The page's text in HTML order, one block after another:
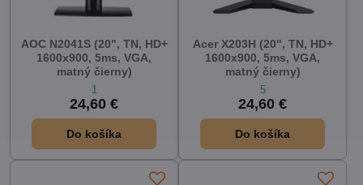
AOC N2041S (20", TN, HD+
1600x900, 5ms, VGA,
matný čierny)
1
24,60 €
Do košíka
Acer X203H (20", TN, HD+
1600x900, 5ms, VGA,
matný čierny)
5
24,60 €
Do košíka